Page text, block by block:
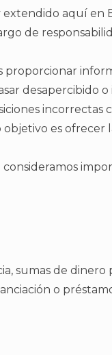
aquí en
de
proporcionar
desapercibido
incorrectas
es ofrecer
sumas de
o